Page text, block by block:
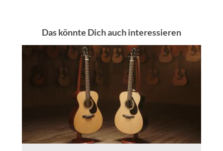
Das könnte Dich auch interessieren